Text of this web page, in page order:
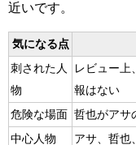
近いです。
気になる点
刺された人
物
レビュー上
報はない
危険な場面 哲也がアサ
中心人物
アサ、哲也